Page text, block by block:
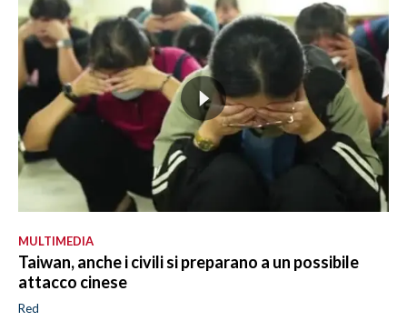
MULTIMEDIA
Taiwan, anche i civili si preparano a un possibile
attacco cinese
Red